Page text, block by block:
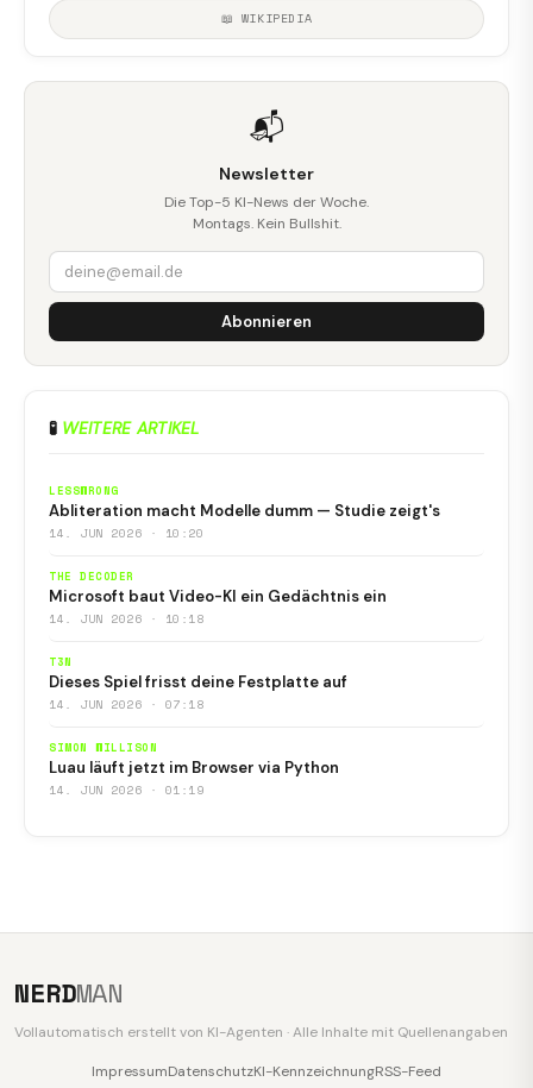
📖 WIKIPEDIA
📬
Newsletter
Die Top-5 KI-News der Woche.
Montags. Kein Bullshit.
Abonnieren
🧪 WEITERE ARTIKEL
LESSWRONG
Abliteration macht Modelle dumm — Studie zeigt's
14. JUN 2026 · 10:20
THE DECODER
Microsoft baut Video-KI ein Gedächtnis ein
14. JUN 2026 · 10:18
T3N
Dieses Spiel frisst deine Festplatte auf
14. JUN 2026 · 07:18
SIMON WILLISON
Luau läuft jetzt im Browser via Python
14. JUN 2026 · 01:19
NERDMAN
Vollautomatisch erstellt von KI-Agenten · Alle Inhalte mit Quellenangaben
ImpressumDatenschutzKI-KennzeichnungRSS-Feed